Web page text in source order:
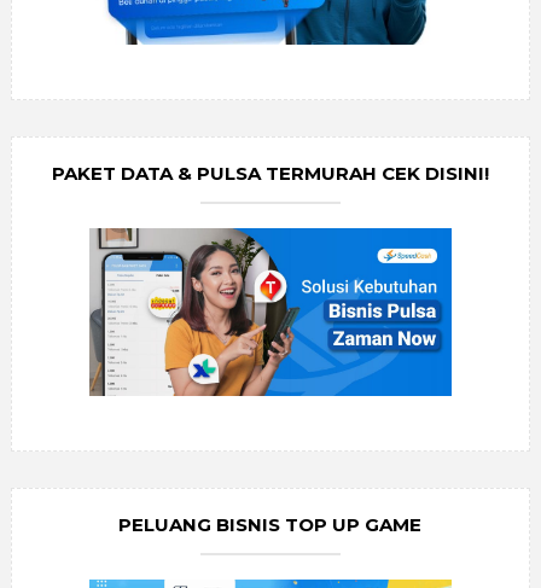
PAKET DATA & PULSA TERMURAH CEK DISINI!
PELUANG BISNIS TOP UP GAME